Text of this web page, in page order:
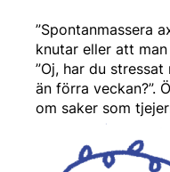
”Spontanmassera
knutar eller att
”Oj, har du
än förra veckan?”.
om saker som